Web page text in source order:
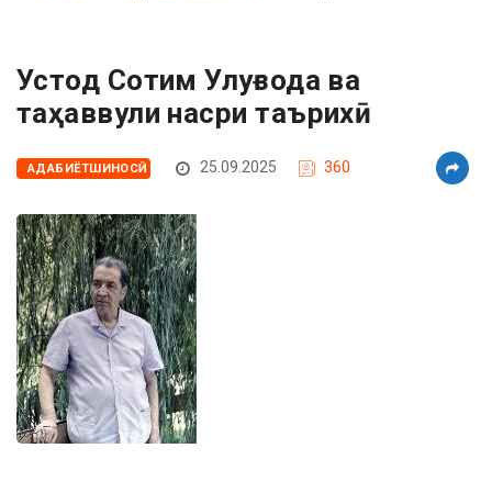
Устод Сотим Улуғзода ва
таҳаввули насри таърихӣ
АДАБИЁТШИНОСӢ 25.09.2025 360